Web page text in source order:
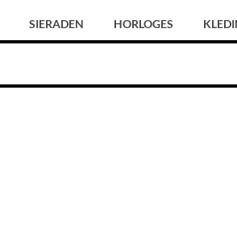
SIERADEN HORLOGES